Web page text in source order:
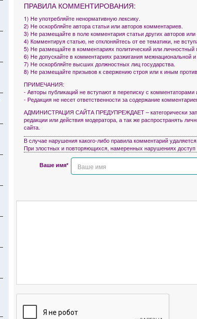
ПРАВИЛА КОММЕНТИРОВАНИЯ:
1) Не употребляйте ненормативную лексику.
2) Не оскорбляйте автора статьи или авторов комментариев.
3) Не размещайте в поле комментария статьи других авторов
4) Комментируя статью, не отклоняйтесь от ее тематики, не
5) Не размещайте в комментариях политический или
6) Не допускайте в комментариях разжигания межнациональной
7) Не оскорбляйте высших должностных лиц государства.
8) Не размещайте призывов к свержению строя или к иным
ПРИМЕЧАНИЯ:
- Авторы публикаций не вступают в переписку с
- Редакция не несет ответственности за содержание
АДМИНИСТРАЦИЯ САЙТА ПРЕДУПРЕЖДАЕТ – категорически
редакции или действия модератора, а так же распространять
сайта.
В случае нарушения какого-либо правила комментарий удаляется.
При злостных и повторяющихся, намеренных нарушениях
Ваше имя*